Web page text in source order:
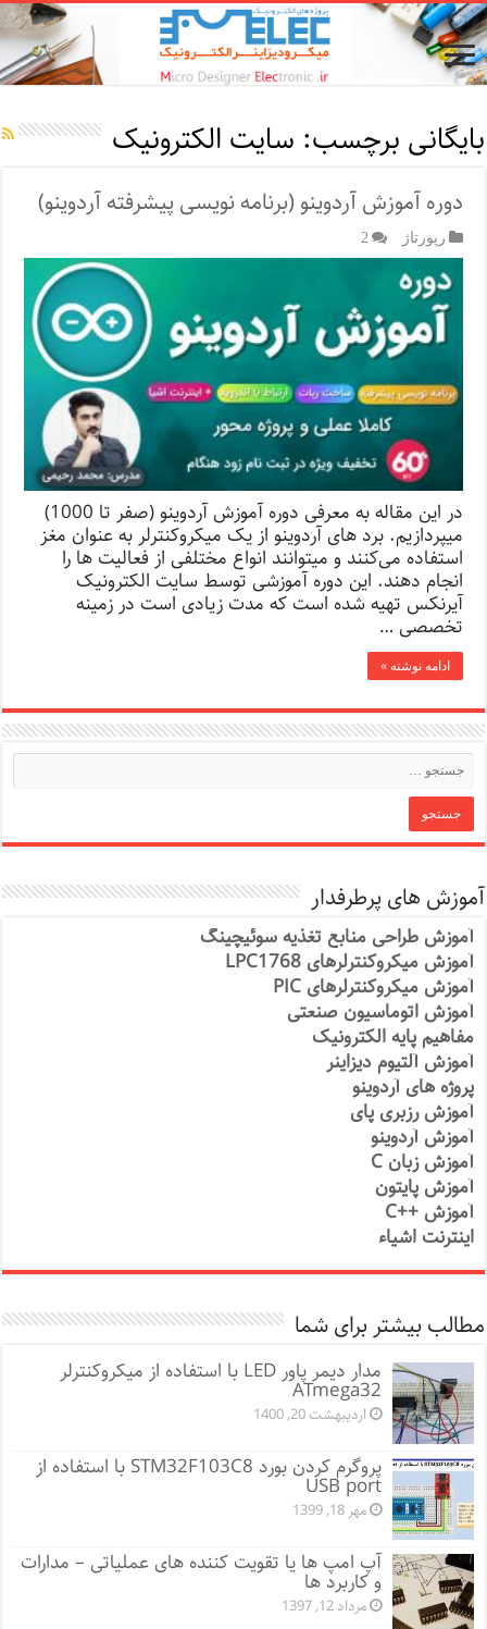
بایگانی برچسب: سایت الکترونیک
دوره آموزش آردوینو (برنامه نویسی پیشرفته آردوینو)
رپورتاژ‌ 2
در این مقاله به معرفی دوره آموزش آردوینو (صفر تا 1000)
میپردازیم. برد های آردوینو از یک میکروکنترلر به عنوان مغز
استفاده می‌کنند و میتوانند انواع مختلفی از فعالیت ها را
انجام دهند. این دوره آموزشی توسط سایت الکترونیک
آیرنکس تهیه شده است که مدت زیادی است در زمینه
تخصصی …
ادامه نوشته »
آموزش های پرطرفدار
آموزش طراحی منابع تغذیه سوئیچینگ
آموزش میکروکنترلرهای LPC1768
آموزش میکروکنترلرهای PIC
آموزش اتوماسیون صنعتی
مفاهیم پایه الکترونیک
آموزش آلتیوم دیزاینر
پروژه های آردوینو
آموزش رزبری پای
آموزش آردوینو
آموزش زبان C
آموزش پایتون
آموزش ++C
اینترنت اشیاء
مطالب بیشتر برای شما
مدار دیمر پاور LED با استفاده از میکروکنترلر
ATmega32
اردیبهشت 20, 1400
پروگرم کردن بورد STM32F103C8 با استفاده از
USB port
مهر 18, 1399
آپ امپ ها یا تقویت کننده های عملیاتی – مدارات
و کاربرد ها
مرداد 12, 1397